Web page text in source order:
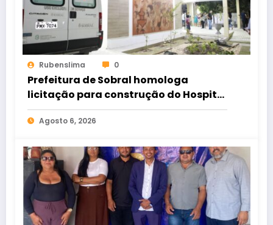
Rubenslima 0
Prefeitura de Sobral homologa
licitação para construção do Hospital
de Taperuaba
Agosto 6, 2026